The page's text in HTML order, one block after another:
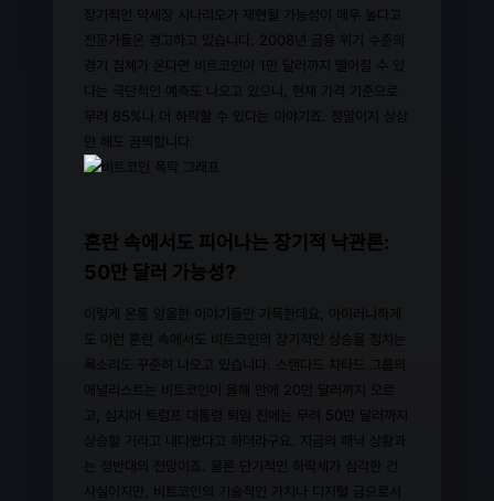
장기적인 약세장 시나리오가 재현될 가능성이 매우 높다고
전문가들은 경고하고 있습니다. 2008년 금융 위기 수준의
경기 침체가 온다면 비트코인이 1만 달러까지 떨어질 수 있
다는 극단적인 예측도 나오고 있으니, 현재 가격 기준으로
무려 85%나 더 하락할 수 있다는 이야기죠. 정말이지 상상
만 해도 끔찍합니다.
혼란 속에서도 피어나는 장기적 낙관론:
50만 달러 가능성?
이렇게 온통 암울한 이야기들만 가득한데요, 아이러니하게
도 이런 혼란 속에서도 비트코인의 장기적인 상승을 점치는
목소리도 꾸준히 나오고 있습니다. 스탠다드 차타드 그룹의
애널리스트는 비트코인이 올해 안에 20만 달러까지 오르
고, 심지어 트럼프 대통령 퇴임 전에는 무려 50만 달러까지
상승할 거라고 내다봤다고 하더라구요. 지금의 패닉 상황과
는 정반대의 전망이죠. 물론 단기적인 하락세가 심각한 건
사실이지만, 비트코인의 기술적인 가치나 디지털 금으로서